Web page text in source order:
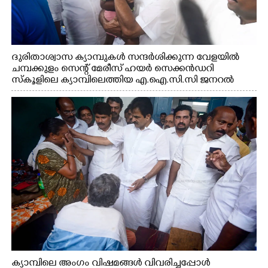
ദുരിതാശ്വാസ ക്യാമ്പുകൾ സന്ദർശിക്കുന്ന വേളയിൽ
ചമ്പക്കുളം സെന്റ് മേരീസ് ഹയർ സെക്കൻഡറി
സ്കൂളിലെ ക്യാമ്പിലെത്തിയ എ.ഐ.സി.സി ജനറൽ
സെക്രട്ടറി കെ.സി വേണുഗോപാൽ എം.പി കുരുന്നിനെ
എടുത്ത് ലാളിച്ചപ്പോൾ. സഹകരണ-എക്സൈസ്
വകുപ്പ് മന്ത്രി എം. ലിജു, കൃഷിവകുപ്പ് മന്ത്രി ടി. സിദ്ദിഖ്,
റെജി ചെറിയാൻ എം. എൽ. എ എന്നിവർ സമീപം
ക്യാമ്പിലെ അംഗം വിഷമങ്ങൾ വിവരിച്ചപ്പോൾ